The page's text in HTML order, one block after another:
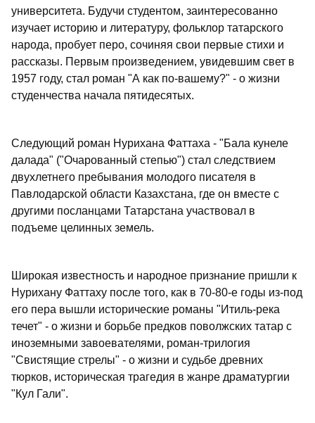
университета. Будучи студентом, заинтересованно
изучает историю и литературу, фольклор татарского
народа, пробует перо, сочиняя свои первые стихи и
рассказы. Первым произведением, увидевшим свет в
1957 году, стал роман "А как по-вашему?" - о жизни
студенчества начала пятидесятых.
Следующий роман Нурихана Фаттаха - "Бала кунеле
далада" ("Очарованный степью") стал следствием
двухлетнего пребывания молодого писателя в
Павлодарской области Казахстана, где он вместе с
другими посланцами Татарстана участвовал в
подъеме целинных земель.
Широкая известность и народное признание пришли к
Нурихану Фаттаху после того, как в 70-80-е годы из-под
его пера вышли исторические романы "Итиль-река
течет" - о жизни и борьбе предков поволжских татар с
иноземными завоевателями, роман-трилогия
"Свистящие стрелы" - о жизни и судьбе древних
тюрков, историческая трагедия в жанре драматургии
"Кул Гали".